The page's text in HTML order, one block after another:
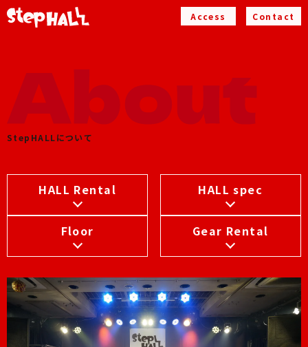
Access Contact
StepHALLについて
HALL Rental HALL spec
Floor Gear Rental